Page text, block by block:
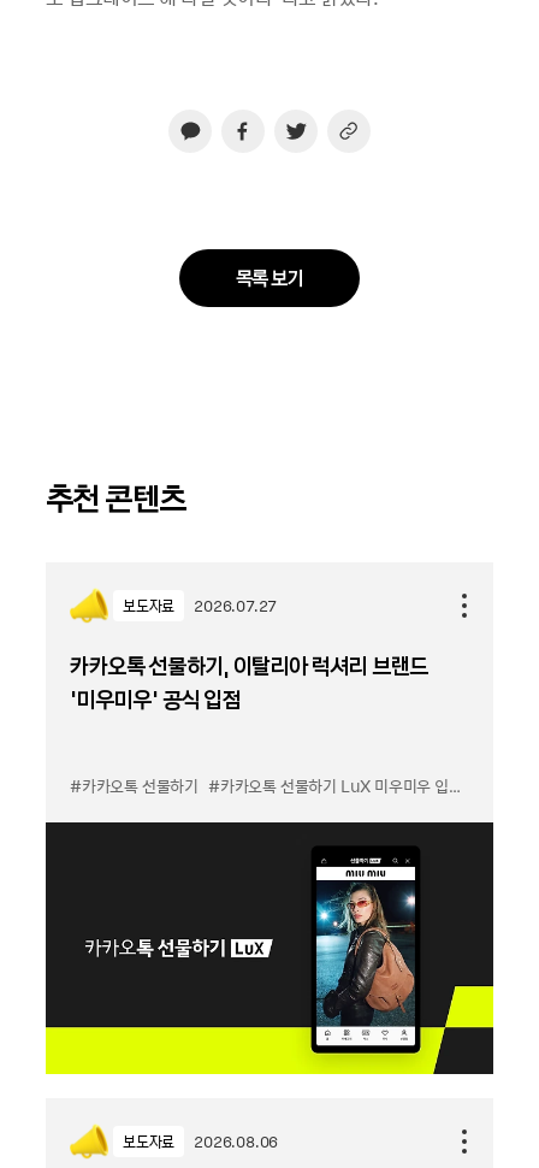
목록 보기
추천 콘텐츠
보도자료 2026.07.27
카카오톡 선물하기, 이탈리아 럭셔리 브랜드
'미우미우' 공식 입점
#카카오톡 선물하기 #카카오톡 선물하기 LuX 미우미우 입점
보도자료 2026.08.06